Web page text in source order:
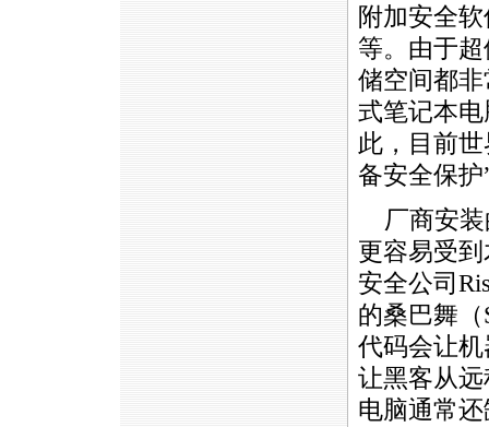
附加安全
等。由于
储空间都
式笔记本
此，目前
备安全保护
厂商安装
更容易受
安全公司
的桑巴舞（
代码会让
让黑客从
电脑通常